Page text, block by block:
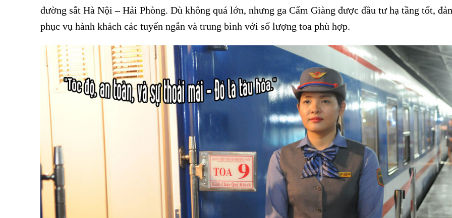
đường sắt Hà Nội – Hải Phòng. Dù không quá lớn, nhưng ga Cẩm Giàng được đầu tư hạ tầng tốt,
phục vụ hành khách các tuyến ngắn và trung bình với số lượng toa phù hợp.